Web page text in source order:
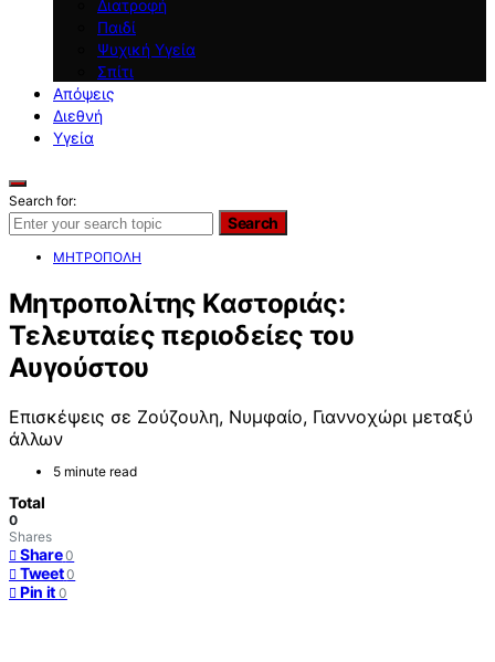
Διατροφή
Παιδί
Ψυχική Υγεία
Σπίτι
Απόψεις
Διεθνή
Υγεία
Search for:
Search
ΜΗΤΡΟΠΟΛΗ
Μητροπολίτης Καστοριάς:
Τελευταίες περιοδείες του
Αυγούστου
Επισκέψεις σε Ζούζουλη, Νυμφαίο, Γιαννοχώρι μεταξύ
άλλων
5 minute read
Total
0
Shares
Share 0
Tweet 0
Pin it 0